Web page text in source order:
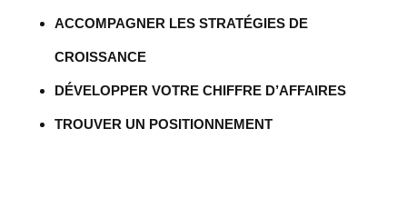
ACCOMPAGNER LES STRATÉGIES DE
CROISSANCE
DÉVELOPPER VOTRE CHIFFRE D’AFFAIRES
TROUVER UN POSITIONNEMENT